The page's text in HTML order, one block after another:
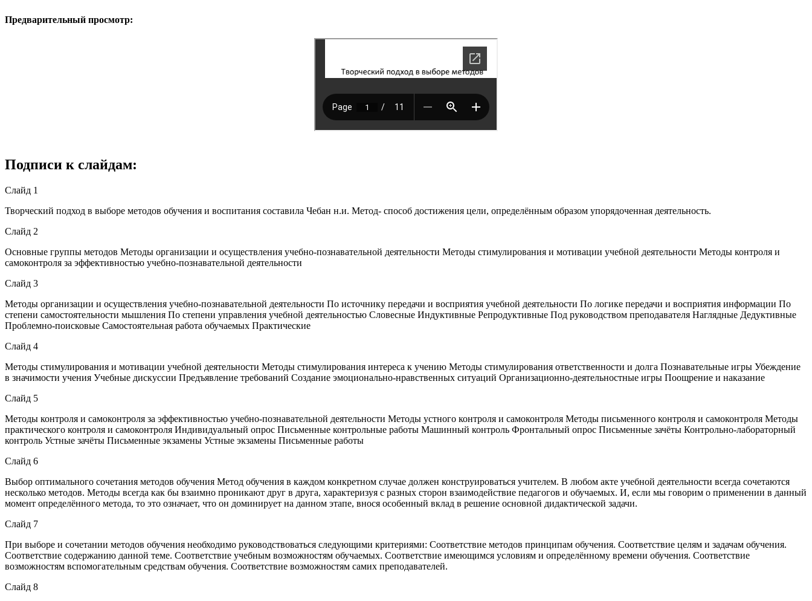
Предварительный просмотр:
Подписи к слайдам:
Слайд 1
Творческий подход в выборе методов обучения и воспитания составила Чебан н.и. Метод- способ достижения цели, определённым образом упорядоченная деятельность.
Слайд 2
Основные группы методов Методы организации и осуществления учебно-познавательной деятельности Методы стимулирования и мотивации учебной деятельности Методы контроля и
самоконтроля за эффективностью учебно-познавательной деятельности
Слайд 3
Методы организации и осуществления учебно-познавательной деятельности По источнику передачи и восприятия учебной деятельности По логике передачи и восприятия информации По
степени самостоятельности мышления По степени управления учебной деятельностью Словесные Индуктивные Репродуктивные Под руководством преподавателя Наглядные Дедуктивные
Проблемно-поисковые Самостоятельная работа обучаемых Практические
Слайд 4
Методы стимулирования и мотивации учебной деятельности Методы стимулирования интереса к учению Методы стимулирования ответственности и долга Познавательные игры Убеждение
в значимости учения Учебные дискуссии Предъявление требований Создание эмоционально-нравственных ситуаций Организационно-деятельностные игры Поощрение и наказание
Слайд 5
Методы контроля и самоконтроля за эффективностью учебно-познавательной деятельности Методы устного контроля и самоконтроля Методы письменного контроля и самоконтроля Методы
практического контроля и самоконтроля Индивидуальный опрос Письменные контрольные работы Машинный контроль Фронтальный опрос Письменные зачёты Контрольно-лабораторный
контроль Устные зачёты Письменные экзамены Устные экзамены Письменные работы
Слайд 6
Выбор оптимального сочетания методов обучения Метод обучения в каждом конкретном случае должен конструироваться учителем. В любом акте учебной деятельности всегда сочетаются
несколько методов. Методы всегда как бы взаимно проникают друг в друга, характеризуя с разных сторон взаимодействие педагогов и обучаемых. И, если мы говорим о применении в данный
момент определённого метода, то это означает, что он доминирует на данном этапе, внося особенный вклад в решение основной дидактической задачи.
Слайд 7
При выборе и сочетании методов обучения необходимо руководствоваться следующими критериями: Соответствие методов принципам обучения. Соответствие целям и задачам обучения.
Соответствие содержанию данной теме. Соответствие учебным возможностям обучаемых. Соответствие имеющимся условиям и определённому времени обучения. Соответствие
возможностям вспомогательным средствам обучения. Соответствие возможностям самих преподавателей.
Слайд 8